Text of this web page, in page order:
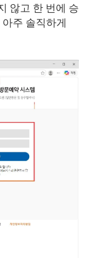
않고 한 번에 승
주 솔직하게